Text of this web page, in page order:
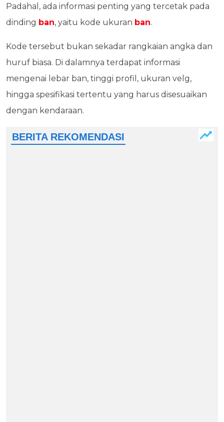
Padahal, ada informasi penting yang tercetak pada
dinding ban, yaitu kode ukuran ban.
Kode tersebut bukan sekadar rangkaian angka dan
huruf biasa. Di dalamnya terdapat informasi
mengenai lebar ban, tinggi profil, ukuran velg,
hingga spesifikasi tertentu yang harus disesuaikan
dengan kendaraan.